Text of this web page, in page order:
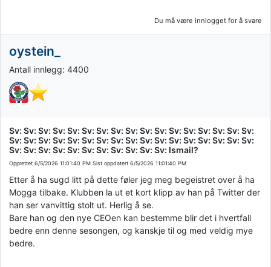
Du må være innlogget for å svare
oystein_
Antall innlegg: 4400
Sv: Sv: Sv: Sv: Sv: Sv: Sv: Sv: Sv: Sv: Sv: Sv: Sv: Sv: Sv: Sv: Sv:
Sv: Sv: Sv: Sv: Sv: Sv: Sv: Sv: Sv: Sv: Sv: Sv: Sv: Sv: Sv: Sv: Sv:
Sv: Sv: Sv: Sv: Sv: Sv: Sv: Sv: Sv: Sv: Sv: Ismail?
Opprettet 6/5/2026 11:01:40 PM Sist oppdatert 6/5/2026 11:01:40 PM
Etter å ha sugd litt på dette føler jeg meg begeistret over å ha
Mogga tilbake. Klubben la ut et kort klipp av han på Twitter der
han ser vanvittig stolt ut. Herlig å se.
Bare han og den nye CEOen kan bestemme blir det i hvertfall
bedre enn denne sesongen, og kanskje til og med veldig mye
bedre.